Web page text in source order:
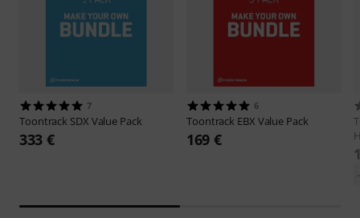
7
Toontrack SDX Value Pack
333 €
6
Toontrack EBX Value Pack
169 €